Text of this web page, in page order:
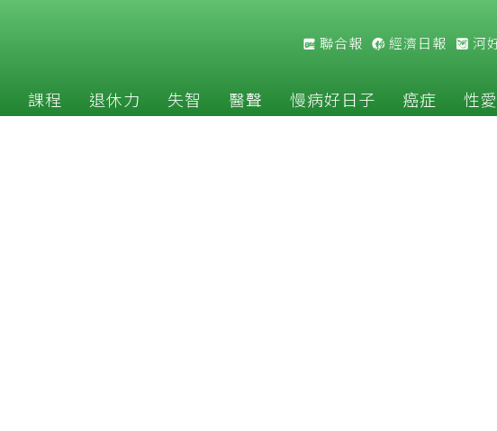
聯合報 經濟日報 河
課程 退休力 失智 醫聲 慢病好日子 癌症 性愛